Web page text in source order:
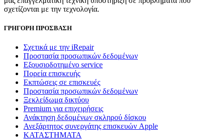
σχετίζονται με την τεχνολογία.
ΓΡΗΓΟΡΗ ΠΡΟΣΒΑΣΗ
Σχετικά με την iRepair
Προστασία προσωπικών δεδομένων
Εξουσιοδοτημένο service
Πορεία επισκευής
Εκπτώσεις σε επισκευές
Προστασία προσωπικών δεδομένων
Ξεκλείδωμα δικτύου
Premium για επιχειρήσεις
Ανάκτηση δεδομένων σκληρού δίσκου
Ανεξάρτητος συνεργάτης επισκευών Apple
ΚΑΤΑΣΤΗΜΑΤΑ